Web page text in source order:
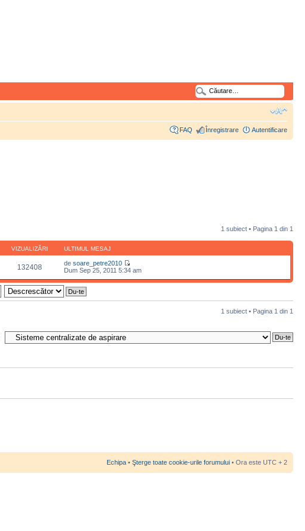
FAQ Înregistrare Autentificare
1 subiect • Pagina 1 din 1
VIZUALIZĂRI ULTIMUL MESAJ
132408 desoare_petre2010
Dum Sep 25, 2011 5:34 am
1 subiect • Pagina 1 din 1
Echipa • Şterge toate cookie-urile forumului • Ora este UTC + 2